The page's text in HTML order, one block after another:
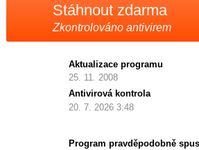
Stáhnout zdarma
Zkontrolováno antivirem
Aktualizace programu
25. 11. 2008
Antivirová kontrola
20. 7. 2026 3:48
Program pravděpodobně